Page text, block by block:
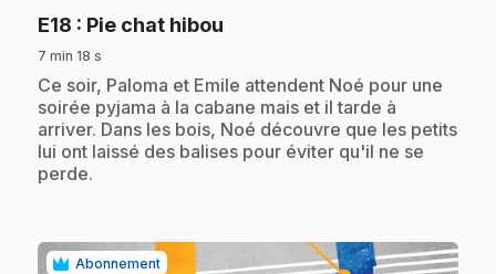
E18 : Pie chat hibou
7 min 18 s
.Ce soir, Paloma et Emile attendent Noé pour une
soirée pyjama à la cabane mais et il tarde à
arriver. Dans les bois, Noé découvre que les petits
lui ont laissé des balises pour éviter qu'il ne se
perde.
Abonnement